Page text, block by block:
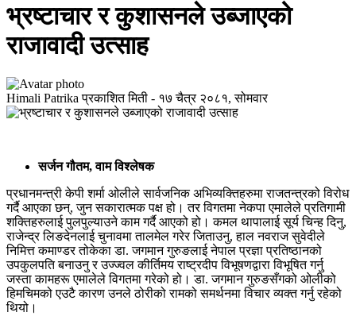
भ्रष्टाचार र कुशासनले उब्जाएको
राजावादी उत्साह
Himali Patrika प्रकाशित मिती - १७ चैत्र २०८१, सोमवार
सर्जन गौतम, वाम विश्लेषक
प्रधानमन्त्री केपी शर्मा ओलीले सार्वजनिक अभिव्यक्तिहरुमा राजतन्त्रको विरोध
गर्दै आएका छन्, जुन सकारात्मक पक्ष हो। तर विगतमा नेकपा एमालेले प्रतिगामी
शक्तिहरुलाई पुलपुल्याउने काम गर्दै आएको हो। कमल थापालाई सूर्य चिन्ह दिनु,
राजेन्द्र लिङदेनलाई चुनावमा तालमेल गरेर जिताउनु, हाल नवराज सुवेदीले
निमित्त कमाण्डर तोकेका डा. जगमान गुरुङलाई नेपाल प्रज्ञा प्रतिष्ठानको
उपकुलपति बनाउनु र उज्ज्वल कीर्तिमय राष्ट्रदीप विभूषणद्वारा विभूषित गर्नु
जस्ता कामहरू एमालेले विगतमा गरेको हो। डा. जगमान गुरुङसँगको ओलीको
हिमचिमको एउटै कारण उनले ठोरीको रामको समर्थनमा विचार व्यक्त गर्नु रहेको
थियो।